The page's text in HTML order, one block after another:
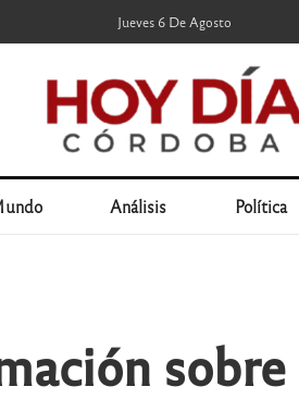
Jueves 6 De Agosto
Análisis Política